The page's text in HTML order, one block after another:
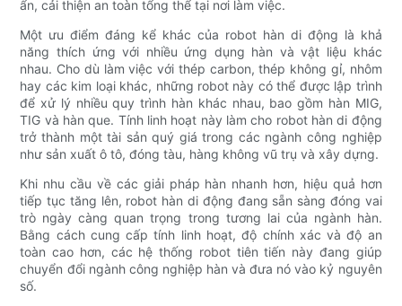
ẩn, cải thiện an toàn tổng thể tại nơi làm việc.
Một ưu điểm đáng kể khác của robot hàn di động là khả
năng thích ứng với nhiều ứng dụng hàn và vật liệu khác
nhau. Cho dù làm việc với thép carbon, thép không gỉ, nhôm
hay các kim loại khác, những robot này có thể được lập trình
để xử lý nhiều quy trình hàn khác nhau, bao gồm hàn MIG,
TIG và hàn que. Tính linh hoạt này làm cho robot hàn di động
trở thành một tài sản quý giá trong các ngành công nghiệp
như sản xuất ô tô, đóng tàu, hàng không vũ trụ và xây dựng.
Khi nhu cầu về các giải pháp hàn nhanh hơn, hiệu quả hơn
tiếp tục tăng lên, robot hàn di động đang sẵn sàng đóng vai
trò ngày càng quan trọng trong tương lai của ngành hàn.
Bằng cách cung cấp tính linh hoạt, độ chính xác và độ an
toàn cao hơn, các hệ thống robot tiên tiến này đang giúp
chuyển đổi ngành công nghiệp hàn và đưa nó vào kỷ nguyên
số.